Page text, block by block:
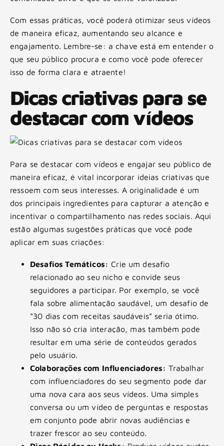
Com essas práticas, você poderá otimizar seus vídeos
de maneira eficaz, aumentando seu alcance e
engajamento. Lembre-se: a chave está em entender o
que seu público procura e como você pode oferecer
isso de forma clara e atraente!
Dicas criativas para se
destacar com vídeos
Para se destacar com vídeos e engajar seu público de
maneira eficaz, é vital incorporar ideias criativas que
ressoem com seus interesses. A originalidade é um
dos principais ingredientes para capturar a atenção e
incentivar o compartilhamento nas redes sociais. Aqui
estão algumas sugestões práticas que você pode
aplicar em suas criações:
Desafios Temáticos: Crie um desafio
relacionado ao seu nicho e convide seus
seguidores a participar. Por exemplo, se você
fala sobre alimentação saudável, um desafio de
“30 dias com receitas saudáveis” seria ótimo.
Isso não só cria interação, mas também pode
resultar em uma série de conteúdos gerados
pelo usuário.
Colaborações com Influenciadores: Trabalhar
com influenciadores do seu segmento pode dar
uma nova cara aos seus vídeos. Uma simples
conversa ou um vídeo de perguntas e respostas
em conjunto pode abrir novas audiências e
trazer frescor ao seu conteúdo.